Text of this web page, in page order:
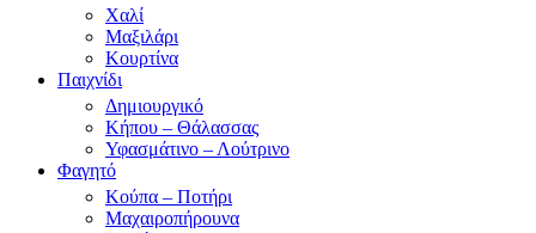
Χαλί
Μαξιλάρι
Κουρτίνα
Παιχνίδι
Δημιουργικό
Κήπου – Θάλασσας
Υφασμάτινο – Λούτρινο
Φαγητό
Κούπα – Ποτήρι
Μαχαιροπήρουνα